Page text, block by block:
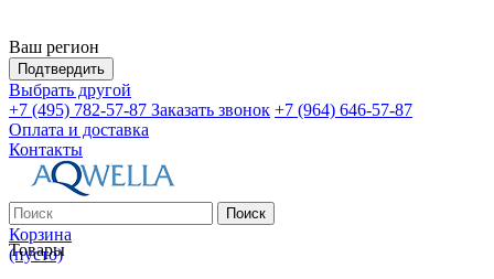
Ваш регион
Подтвердить
Выбрать другой
+7 (495) 782-57-87 Заказать звонок +7 (964) 646-57-87
Оплата и доставка
Контакты
Поиск
Корзина
(пусто)
Товары